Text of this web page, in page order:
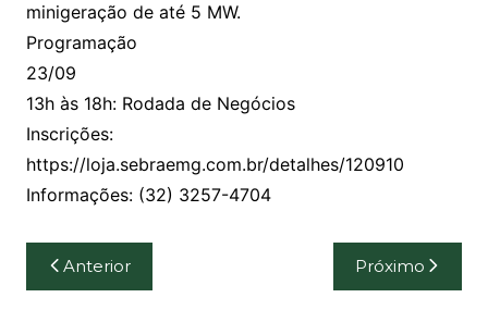
minigeração de até 5 MW.
Programação
23/09
13h às 18h: Rodada de Negócios
Inscrições:
https://loja.sebraemg.com.br/detalhes/120910
Informações: (32) 3257-4704
Navegação
de
Anterior Próximo